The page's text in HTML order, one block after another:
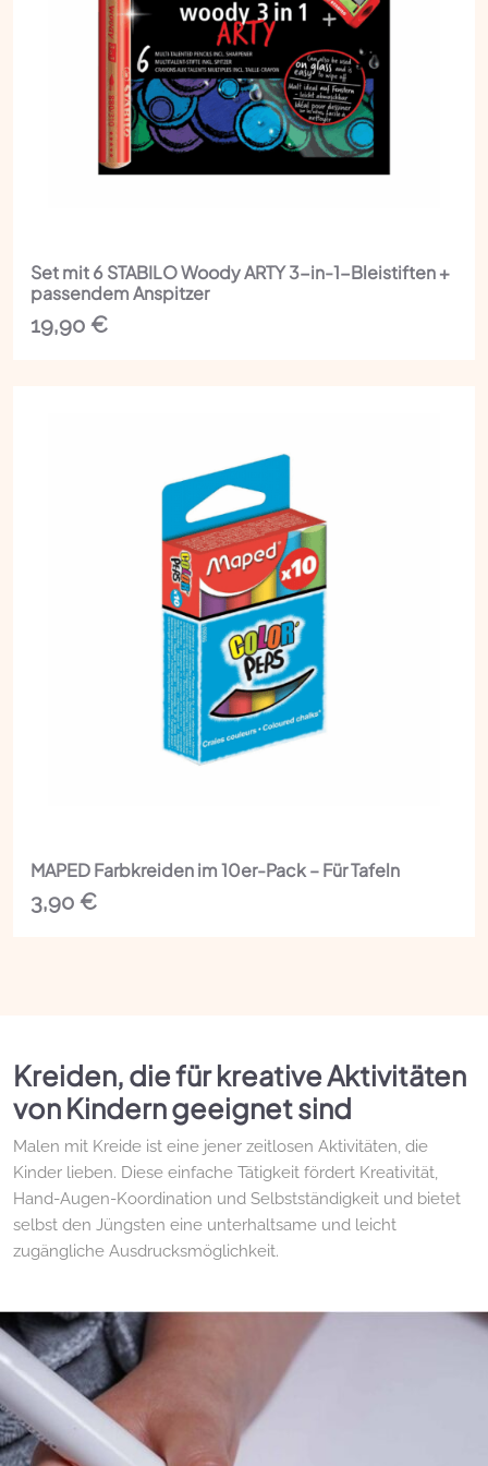
Set mit 6 STABILO Woody ARTY 3-in-1-Bleistiften +
passendem Anspitzer
19,90 €
MAPED Farbkreiden im 10er-Pack – Für Tafeln
3,90 €
Kreiden, die für kreative Aktivitäten
von Kindern geeignet sind
Malen mit Kreide ist eine jener zeitlosen Aktivitäten, die
Kinder lieben. Diese einfache Tätigkeit fördert Kreativität,
Hand-Augen-Koordination und Selbstständigkeit und bietet
selbst den Jüngsten eine unterhaltsame und leicht
zugängliche Ausdrucksmöglichkeit.
Die Kreiden von Drawin'kids eignen sich perfekt für
Schiefertafeln und Kreidetafeln. Sie ermöglichen Kindern, zu
zeichnen, zu schreiben, Formen nachzuzeichnen oder das
Nachzeichnen ihrer ersten Buchstaben und Zahlen zu üben.